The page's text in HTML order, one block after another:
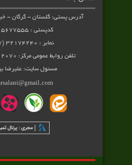
آدرس پستی: گلستان - گرگان -
کدپستی : ۴۹۱۵۶۷۷۵۵۵
نمابر : ۳۲۱۷۴۲۴۰ (۰۱۷)
تلفن روابط عمومی مرکز: ۳۲۱۶۲۰۷۰ (۰۱۷)
مسئول سایت: علیرضا